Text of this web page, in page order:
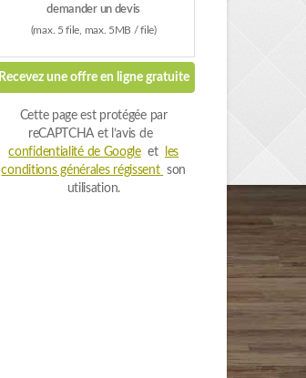
demander un devis
(max. 5 file, max. 5MB / file)
Recevez une offre en ligne gratuite
Cette page est protégée par
reCAPTCHA et l’avis de
confidentialité de Googleet
les
conditions générales régissent son
utilisation.